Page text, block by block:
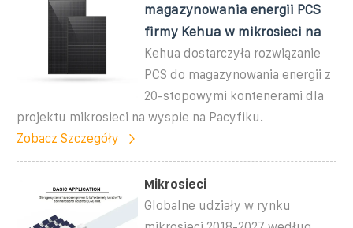
magazynowania energii PCS
firmy Kehua w mikrosieci na
Kehua dostarczyła rozwiązanie
PCS do magazynowania energii z
20-stopowymi kontenerami dla
projektu mikrosieci na wyspie na Pacyfiku.
Zobacz Szczegóły
Mikrosieci
Globalne udziały w rynku